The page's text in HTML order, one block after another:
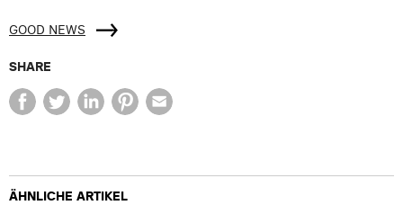
GOOD NEWS
SHARE
ÄHNLICHE ARTIKEL